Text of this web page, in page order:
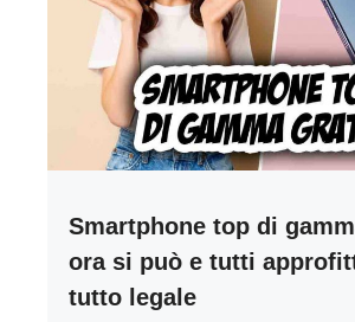
Smartphone top di
ora si può e tutti
tutto legale